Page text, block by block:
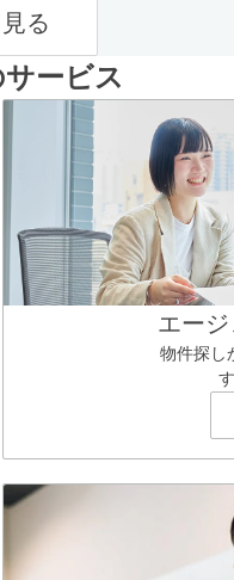
る
ービス
エー
物件探し